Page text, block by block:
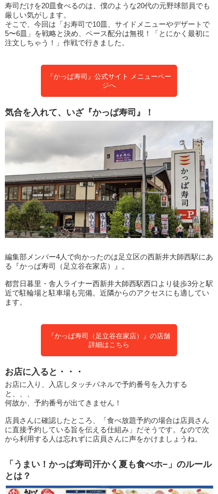
寿司だけを20皿食べるのは、僕のような20代の元野球部員でも
厳しい気がします。
そこで、今回は「お寿司で10皿、サイドメニューやデザートで
5〜6皿」を戦略と決め、ペース配分は無視！「とにかく最初に
注文しちゃう！」作戦で行きました。
『かっぱ寿司』公式サイト メニューペー
ジへ
気合を入れて、いざ『かっぱ寿司』！
編集部メンバー4人で向かったのは足立区の西新井大師西駅にあ
る『かっぱ寿司（足立谷在家店）』。
都営日暮里・舎人ライナー西新井大師西駅西口より徒歩3分と駅
近で駐輪場と駐車場も完備。近隣からのアクセスにも適してい
ます。
『かっぱ寿司（足立谷在家店）』の店舗
詳細はこちら
お店に入ると・・・
お店に入り、入店しタッチパネルで予約番号を入力する
と、、、
何故か、予約番号が出てきません！
店員さんに確認したところ、「食べ放題予約の場合は店員さん
に直接予約している旨を伝える仕組み」だそうです。なので次
から利用する人は忘れずに店員さんに声をかけましょうね。
「うまい！かっぱ寿司汗かく夏も食べホ−」のルール
とは？